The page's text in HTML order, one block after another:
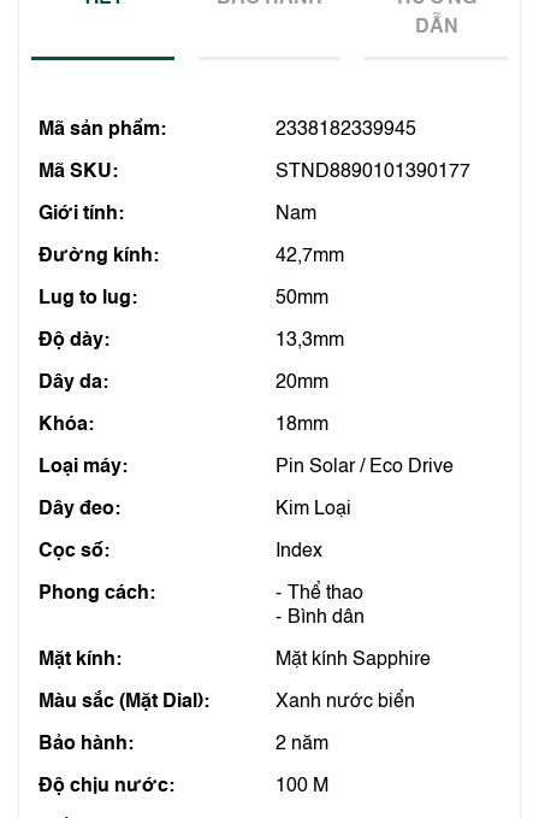
DẪN
Mã sản phẩm: 2338182339945
Mã SKU: STND8890101390177
Giới tính: Nam
Đường kính: 42,7mm
Lug to lug: 50mm
Độ dày: 13,3mm
Dây da: 20mm
Khóa: 18mm
Loại máy: Pin Solar / Eco Drive
Dây đeo: Kim Loại
Cọc số: Index
Phong cách:
Thể thao
Bình dân
Mặt kính: Mặt kính Sapphire
Màu sắc (Mặt Dial): Xanh nước biển
Bảo hành: 2 năm
Độ chịu nước: 100 M